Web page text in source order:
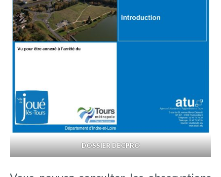
DOSSIER DECPRO